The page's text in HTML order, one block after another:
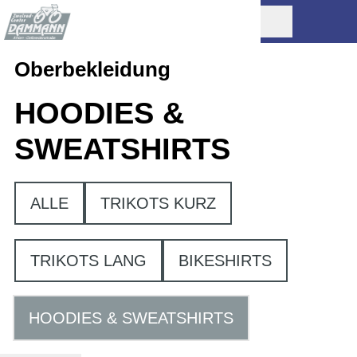
Oberbekleidung
HOODIES &
SWEATSHIRTS
ALLE TRIKOTS KURZ
TRIKOTS LANG BIKESHIRTS
HOODIES & SWEATSHIRTS